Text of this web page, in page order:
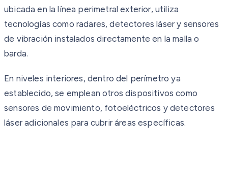
ubicada en la línea perimetral exterior, utiliza
tecnologías como radares, detectores láser y sensores
de vibración instalados directamente en la malla o
barda.
En niveles interiores, dentro del perímetro ya
establecido, se emplean otros dispositivos como
sensores de movimiento, fotoeléctricos y detectores
láser adicionales para cubrir áreas específicas.